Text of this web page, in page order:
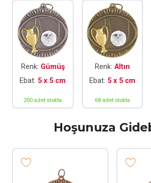
Renk: Gümüş
Ebat: 5 x 5 cm
200 adet stokta
Renk: Altın
Ebat: 5 x 5 cm
68 adet stokta
Hoşunuza